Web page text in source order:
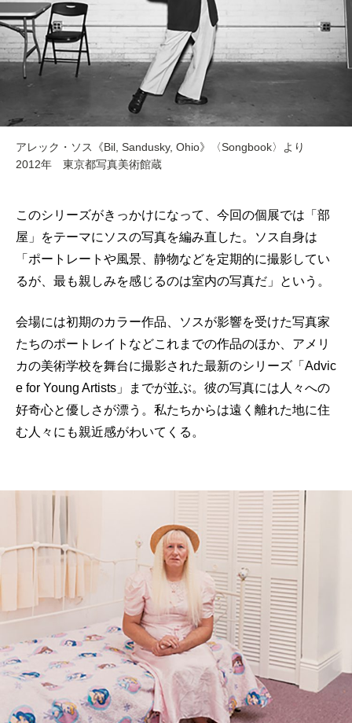
アレック・ソス《Bil, Sandusky, Ohio》〈Songbook〉より
2012年 東京都写真美術館蔵
このシリーズがきっかけになって、今回の個展では「部
屋」をテーマにソスの写真を編み直した。ソス自身は
「ポートレートや風景、静物などを定期的に撮影してい
るが、最も親しみを感じるのは室内の写真だ」という。
会場には初期のカラー作品、ソスが影響を受けた写真家
たちのポートレイトなどこれまでの作品のほか、アメリ
カの美術学校を舞台に撮影された最新のシリーズ「Advic
e for Young Artists」までが並ぶ。彼の写真には人々への
好奇心と優しさが漂う。私たちからは遠く離れた地に住
む人々にも親近感がわいてくる。